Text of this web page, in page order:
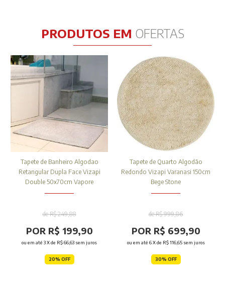
PRODUTOS EM OFERTAS
Tapete de Banheiro Algodao
Retangular Dupla Face Vizapi
Double 50x70cm Vapore
de R$ 249,88
POR R$ 199,90
ou em até 3X de R$ 66,63 sem juros
20% OFF
Tapete de Quarto Algodão
Redondo Vizapi Varanasi 150cm
Bege Stone
de R$ 999,86
POR R$ 699,90
ou em até 6X de R$ 116,65sem juros
30% OFF